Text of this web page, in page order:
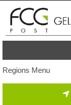
Regions Menu